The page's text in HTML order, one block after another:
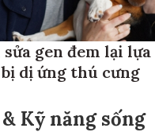
gen đem lại
dị ứng thú cưng
Kỹ năng sống